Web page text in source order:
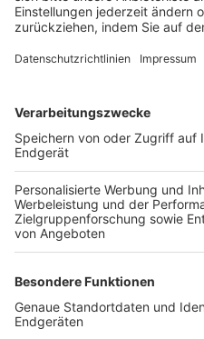
FOLGE DEM BFV
TOP-VEREINE
TOP-PARTNER